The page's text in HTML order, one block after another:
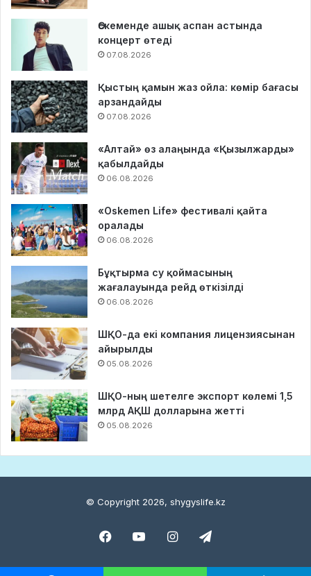
Өскеменде ашық аспан астында
концерт өтеді
07.08.2026
Қыстың қамын жаз ойла: көмір бағасы
арзандайды
07.08.2026
«Алтай» өз алаңында «Қызылжарды»
қабылдайды
06.08.2026
«Oskemen Life» фестивалі қайта
оралады
06.08.2026
Бұқтырма су қоймасының
жағалауында рейд өткізілді
06.08.2026
ШҚО-да екі компания лицензиясынан
айырылды
05.08.2026
ШҚО-ның шетелге экспорт көлемі 1,5
млрд АҚШ долларына жетті
05.08.2026
© Copyright 2026, shygyslife.kz
Facebook
YouTubeInstagramTelegram